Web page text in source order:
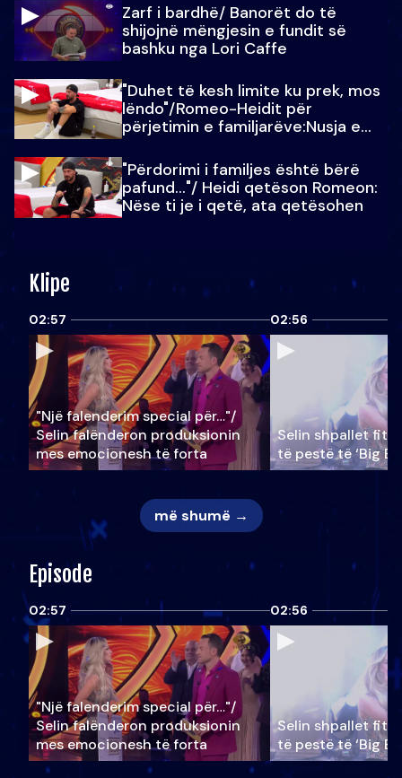
Zarf i bardhë/ Banorët do të
shijojnë mëngjesin e fundit së
bashku nga Lori Caffe
"Duhet të kesh limite ku prek, mos
lëndo"/Romeo-Heidit për
përjetimin e familjarëve:Nusja e
"Përdorimi i familjes është bërë
pafund…"/ Heidi qetëson Romeon:
Nëse ti je i qetë, ata qetësohen
Klipe
02:57
"Një falenderim special për…"/
Selin falënderon produksionin
mes emocionesh të forta
02:56
Selin shpallet
të pestë të ‘Big
më shumë →
Episode
02:57
"Një falenderim special për…"/
Selin falënderon produksionin
mes emocionesh të forta
02:56
Selin shpallet
të pestë të ‘Big